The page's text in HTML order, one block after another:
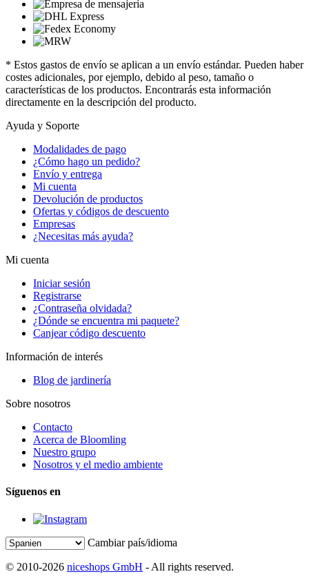
* Estos gastos de envío se aplican a un envío estándar. Pueden haber
costes adicionales, por ejemplo, debido al peso, tamaño o
características de los productos. Encontrarás esta información
directamente en la descripción del producto.
Ayuda y Soporte
Modalidades de pago
¿Cómo hago un pedido?
Envío y entrega
Mi cuenta
Devolución de productos
Ofertas y códigos de descuento
Empresas
¿Necesitas más ayuda?
Mi cuenta
Iniciar sesión
Registrarse
¿Contraseña olvidada?
¿Dónde se encuentra mi paquete?
Canjear código descuento
Información de interés
Blog de jardinería
Sobre nosotros
Contacto
Acerca de Bloomling
Nuestro grupo
Nosotros y el medio ambiente
Síguenos en
Cambiar país/idioma
© 2010-2026 niceshops GmbH - All rights reserved.